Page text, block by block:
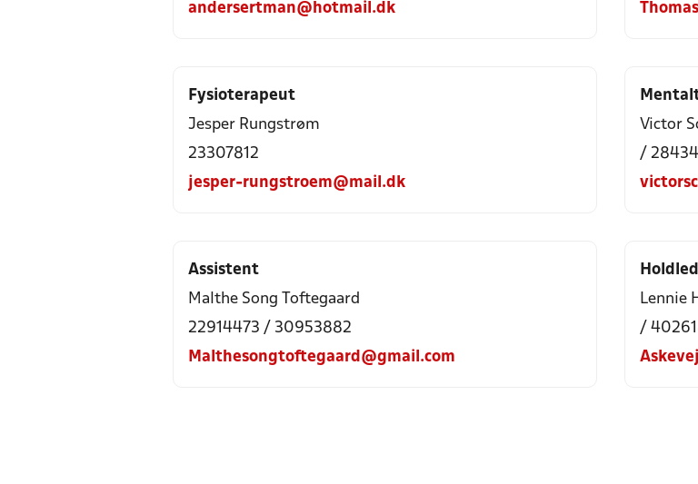
andersertman@hotmail.dk
Fysioterapeut
Jesper Rungstrøm
23307812
jesper-rungstroem@mail.dk
Victor
/
Assistent
Malthe Song Toftegaard
22914473 / 30953882
Malthesongtoftegaard@gmail.com
Lennie
/